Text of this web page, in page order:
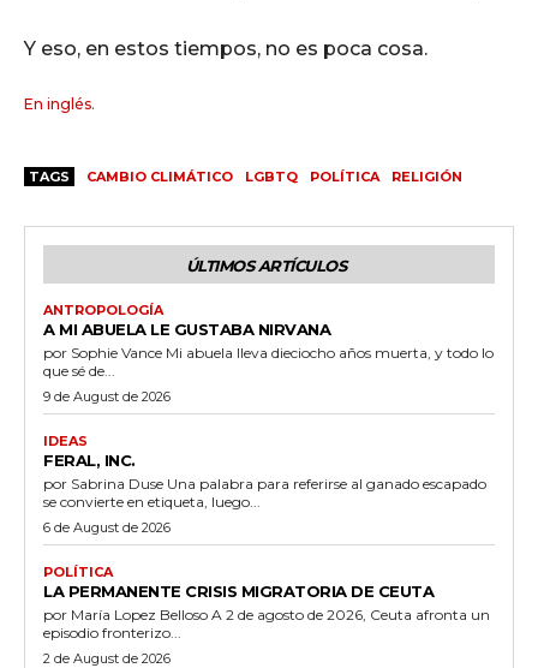
Y eso, en estos tiempos, no es poca cosa.
En inglés.
TAGS CAMBIO CLIMÁTICO LGBTQ POLÍTICA RELIGIÓN
ÚLTIMOS ARTÍCULOS
ANTROPOLOGÍA
A MI ABUELA LE GUSTABA NIRVANA
por Sophie Vance Mi abuela lleva dieciocho años muerta, y todo lo
que sé de...
9 de August de 2026
IDEAS
FERAL, INC.
por Sabrina Duse Una palabra para referirse al ganado escapado
se convierte en etiqueta, luego...
6 de August de 2026
POLÍTICA
LA PERMANENTE CRISIS MIGRATORIA DE CEUTA
por María Lopez Belloso A 2 de agosto de 2026, Ceuta afronta un
episodio fronterizo...
2 de August de 2026